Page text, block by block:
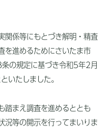
関係等にもとづき解明・精査
を進めるためにさいたま市
の規定に基づき令和5年2月
いたしました。
踏まえ調査を進めるととも
況等の開示を行ってまいりま